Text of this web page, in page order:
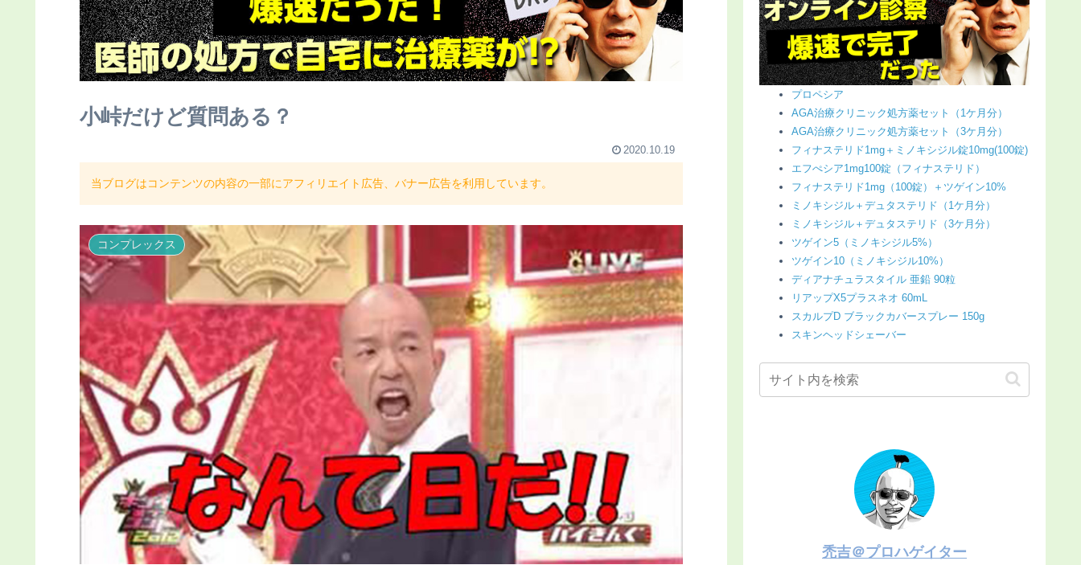
小峠だけど質問ある？
2020.10.19
当ブログはコンテンツの内容の一部にアフィリエイト広告、バナー広告を利用しています。
コンプレックス
プロペシア
AGA治療クリニック処方薬セット（1ケ月分）
AGA治療クリニック処方薬セット（3ケ月分）
フィナステリド1mg＋ミノキシジル錠10mg(100錠)
エフぺシア1mg100錠（フィナステリド）
フィナステリド1mg（100錠）＋ツゲイン10%
ミノキシジル＋デュタステリド（1ケ月分）
ミノキシジル＋デュタステリド（3ケ月分）
ツゲイン5（ミノキシジル5%）
ツゲイン10（ミノキシジル10%）
ディアナチュラスタイル 亜鉛 90粒
リアップX5プラスネオ 60mL
スカルプD ブラックカバースプレー 150g
スキンヘッドシェーバー
禿吉＠プロハゲイター